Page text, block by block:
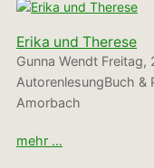
Erika und Therese
Gunna Wendt Freitag,
AutorenlesungBuch &
Amorbach
mehr …